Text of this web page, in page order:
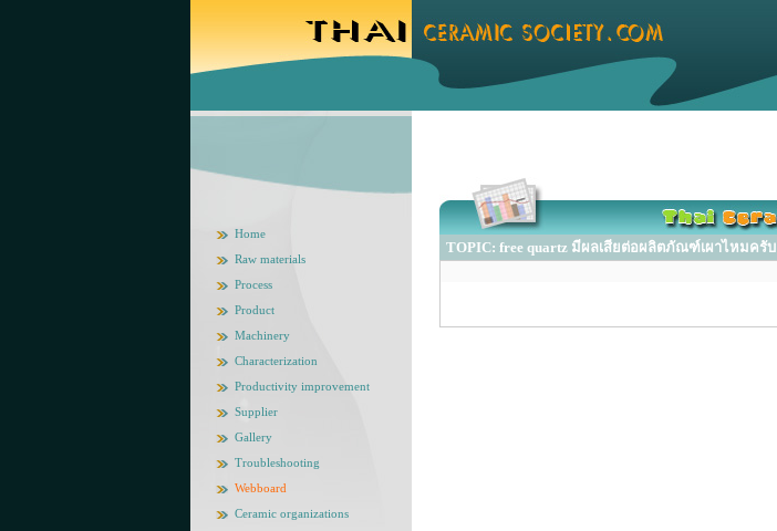
Home
Raw materials
Process
Product
Machinery
Characterization
Productivity improvement
Supplier
Gallery
Troubleshooting
Webboard
Ceramic organizations
TOPIC: free quartz มีผลเสียต่อผลิตภัณฑ์เผาไหมครับ